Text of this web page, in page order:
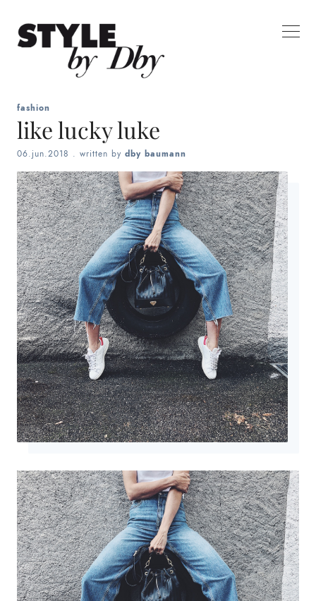
fashion
like lucky luke
06.jun.2018 . written by dby baumann